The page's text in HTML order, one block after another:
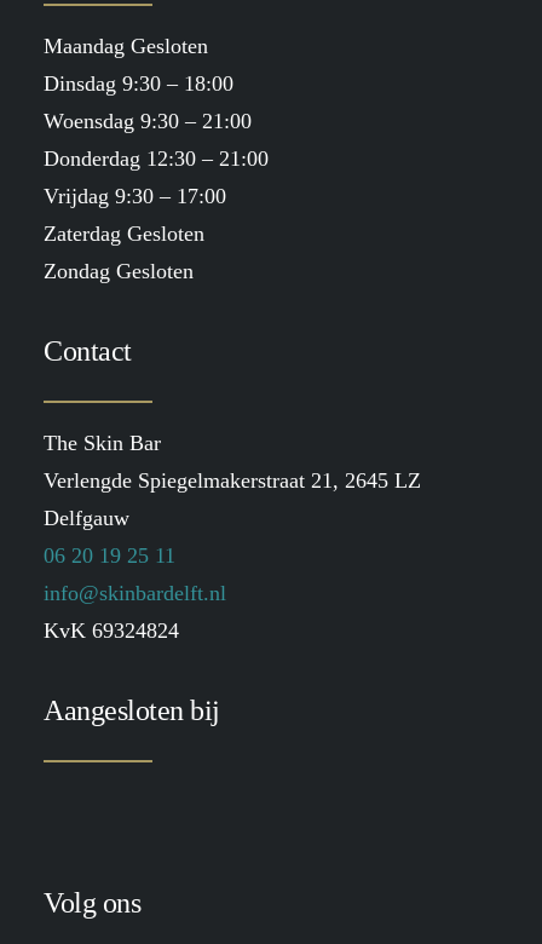
Maandag Gesloten
Dinsdag 9:30 – 18:00
Woensdag 9:30 – 21:00
Donderdag 12:30 – 21:00
Vrijdag 9:30 – 17:00
Zaterdag Gesloten
Zondag Gesloten
Contact
The Skin Bar
Verlengde Spiegelmakerstraat 21, 2645 LZ
Delfgauw
06 20 19 25 11
info@skinbardelft.nl
KvK 69324824
Aangesloten bij
Volg ons